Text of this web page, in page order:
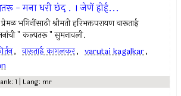
- मना धरी छंद . । जेणें होई...
भगिनींसाठी श्रीमती हरिभक्तपरायण वारूताई
" कल्पतरू " सुमनावली.
, वारूताई कागलकर, varutai kagalkar,
1 | Lang: mr